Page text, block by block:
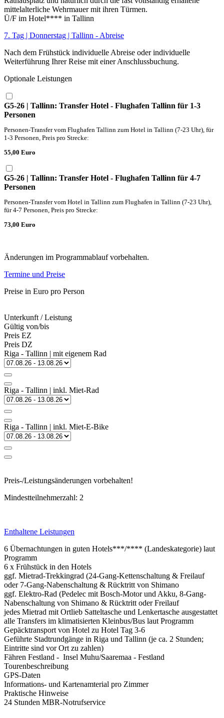
mittelalterliche Wehrmauer mit ihren Türmen.
Ü/F im Hotel**** in Tallinn
7. Tag | Donnerstag | Tallinn - Abreise
Nach dem Frühstück individuelle Abreise oder individuelle
Weiterführung Ihrer Reise mit einer Anschlussbuchung.
Optionale Leistungen
G5-26 | Tallinn: Transfer Hotel - Flughafen Tallinn für 1-3
Personen
Personen-Transfer vom Flughafen Tallinn zum Hotel in Tallinn (7-23 Uhr), für
1-3 Personen, Preis pro Strecke:
55,00 Euro
G5-26 | Tallinn: Transfer Hotel - Flughafen Tallinn für 4-7
Personen
Personen-Transfer vom Hotel in Tallinn zum Flughafen in Tallinn (7-23 Uhr),
für 4-7 Personen, Preis pro Strecke:
73,00 Euro
Änderungen im Programmablauf vorbehalten.
Termine und Preise
Preise in Euro pro Person
Unterkunft / Leistung
Gültig von/bis
Preis EZ
Preis DZ
Riga - Tallinn | mit eigenem Rad
Riga - Tallinn | inkl. Miet-Rad
Riga - Tallinn | inkl. Miet-E-Bike
Preis-/Leistungsänderungen vorbehalten!
Mindestteilnehmerzahl: 2
Enthaltene Leistungen
6 Übernachtungen in guten Hotels***/**** (Landeskategorie) laut
Programm
6 x Frühstück in den Hotels
ggf. Mietrad-Trekkingrad (24-Gang-Kettenschaltung & Freilauf
oder 7-Gang-Nabenschaltung & Rücktritt von Shimano
ggf. Elektro-Rad (Pedelec mit Bosch-Motor und Akku, 8-Gang-
Nabenschaltung von Shimano & Rücktritt oder Freilauf
jedes Mietrad mit Ortlieb Satteltasche und Lenkertasche ausgestattet
alle Transfers im klimatisierten Kleinbus/Bus laut Programm
Gepäcktransport von Hotel zu Hotel Tag 3-6
Geführte Stadtrundgänge in Riga und Tallinn (je ca. 2 Stunden;
Eintritte sind vor Ort zu zahlen)
Fähren Festland - Insel Muhu/Saaremaa - Festland
Tourenbeschreibung
GPS-Daten
Informations- und Kartenamterial pro Zimmer
Praktische Hinweise
24 Stunden MBR-Notrufservice